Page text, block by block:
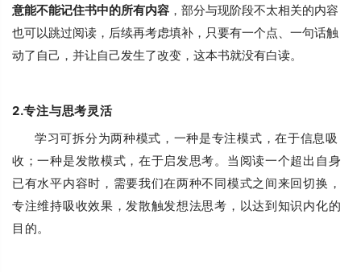
意能不能记住书中的所有内容 ，部分与现阶段不太相关的内容
也可以跳过阅读，后续再考虑填补，只要有一个点、一句话触
动了自己，并让自己发生了改变，这本书就没有白读。
2.专注与思考灵活
学习可拆分为两种模式，一种是专注模式，在于信息吸
收；一种是发散模式，在于启发思考。当阅读一个超出自身
已有水平内容时，需要我们在两种不同模式之间来回切换，
专注维持吸收效果，发散触发想法思考，以达到知识内化的
目的。